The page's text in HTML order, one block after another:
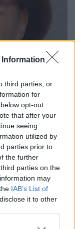
Information
third parties, or
for
opt-out
that after your
seeing
utilized by
parties prior to
the further
parties on the
may
IAB’s List of
it to other
more Google
a
Érettségi
az
könyvet.
P.
a kiadó